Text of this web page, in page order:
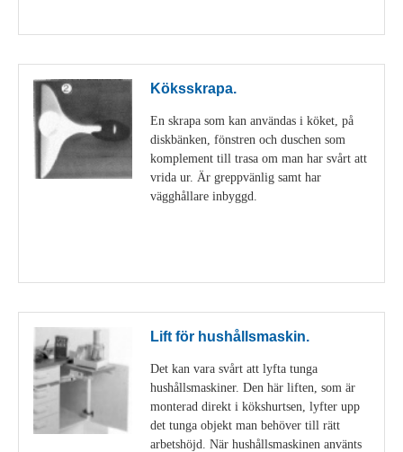
Köksskrapa.
En skrapa som kan användas i köket, på
diskbänken, fönstren och duschen som
komplement till trasa om man har svårt att
vrida ur. Är greppvänlig samt har
vägghållare inbyggd.
Lift för hushållsmaskin.
Det kan vara svårt att lyfta tunga
hushållsmaskiner. Den här liften, som är
monterad direkt i kökshurtsen, lyfter upp
det tunga objekt man behöver till rätt
arbetshöjd. När hushållsmaskinen använts